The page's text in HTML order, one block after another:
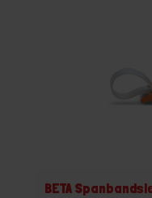
BETA